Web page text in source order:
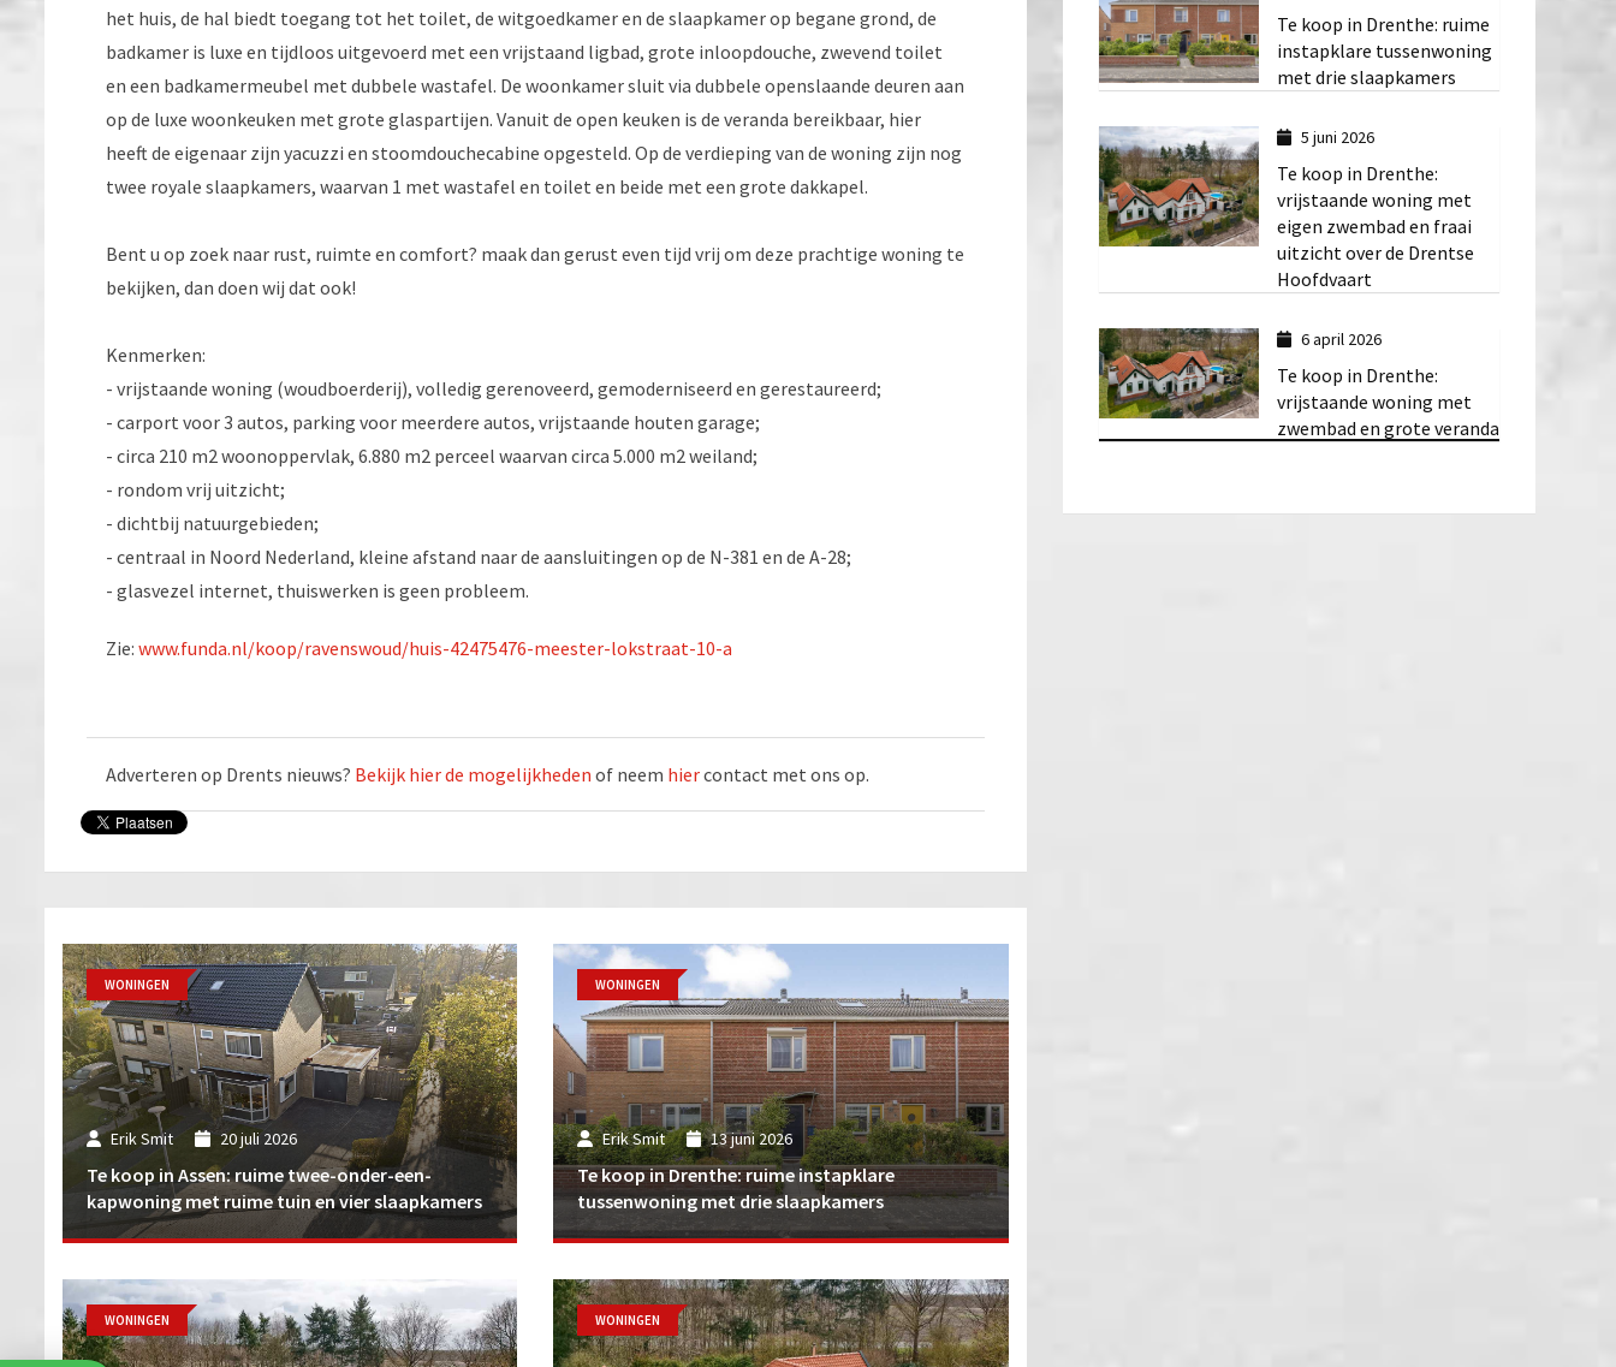
het huis, de hal biedt toegang tot het toilet, de witgoedkamer en de slaapkamer op begane grond, de
badkamer is luxe en tijdloos uitgevoerd met een vrijstaand ligbad, grote inloopdouche, zwevend toilet
en een badkamermeubel met dubbele wastafel. De woonkamer sluit via dubbele openslaande deuren aan
op de luxe woonkeuken met grote glaspartijen. Vanuit de open keuken is de veranda bereikbaar, hier
heeft de eigenaar zijn yacuzzi en stoomdouchecabine opgesteld. Op de verdieping van de woning zijn nog
twee royale slaapkamers, waarvan 1 met wastafel en toilet en beide met een grote dakkapel.
Bent u op zoek naar rust, ruimte en comfort? maak dan gerust even tijd vrij om deze prachtige woning te
bekijken, dan doen wij dat ook!
Kenmerken:
- vrijstaande woning (woudboerderij), volledig gerenoveerd, gemoderniseerd en gerestaureerd;
- carport voor 3 autos, parking voor meerdere autos, vrijstaande houten garage;
- circa 210 m2 woonoppervlak, 6.880 m2 perceel waarvan circa 5.000 m2 weiland;
- rondom vrij uitzicht;
- dichtbij natuurgebieden;
- centraal in Noord Nederland, kleine afstand naar de aansluitingen op de N-381 en de A-28;
- glasvezel internet, thuiswerken is geen probleem.
Zie: www.funda.nl/koop/ravenswoud/huis-42475476-meester-lokstraat-10-a
Adverteren op Drents nieuws? Bekijk hier de mogelijkheden of neem hiercontact met ons op.
Erik Smit 20 juli 2026
Te koop in Assen: ruime twee-onder-een-
kapwoning met ruime tuin en vier slaapkamers
WONINGEN
Erik Smit 13 juni 2026
Te koop in Drenthe: ruime instapklare
tussenwoning met drie slaapkamers
WONINGEN
WONINGEN WONINGEN
Te koop in Drenthe: ruime
instapklare tussenwoning
met drie slaapkamers
5 juni 2026
Te koop in Drenthe:
vrijstaande woning met
eigen zwembad en fraai
uitzicht over de Drentse
Hoofdvaart
6 april 2026
Te koop in Drenthe:
vrijstaande woning met
zwembad en grote veranda